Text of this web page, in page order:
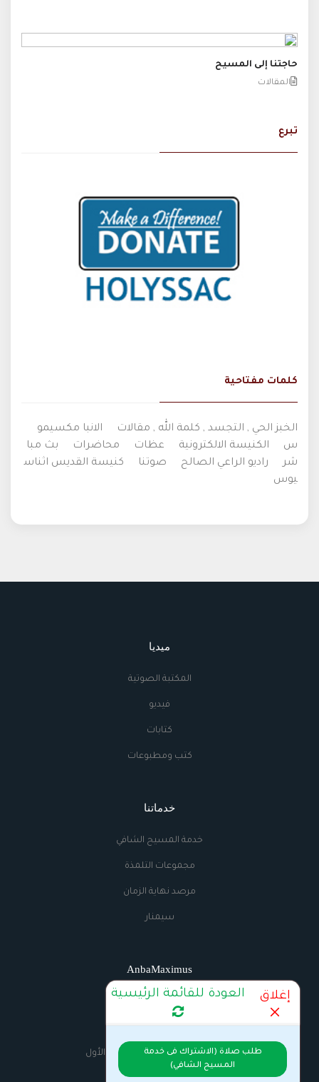
حاجتنا إلى المسيح
المقالات
تبرع
كلمات مفتاحية
الخبز الحي , التجسد , كلمة الله , مقالات
الانبا مكسيمو
س
الكنيسة الالكترونية عظات محاضرات
بث مبا
شر
راديو الراعي الصالح صوتنا
كنيسة القديس اثناس
يوس
ميديا
المكتبة الصوتية
فيديو
كتابات
كتب ومطبوعات
خدماتنا
خدمة المسيح الشافي
مجموعات التلمذة
مرصد نهاية الزمان
سيمنار
AnbaMaximus
اتصل بنا
الراديو
السيرة الذاتية للانبا مكسيموس الأول
إغلاق العودة للقائمة الرئيسية
طلب صلاة (الاشتراك فى خدمة
المسيح الشافي)